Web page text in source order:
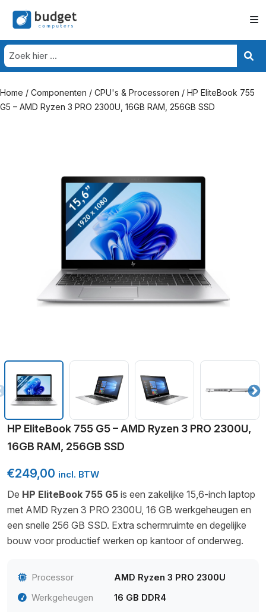
Home / Componenten / CPU's & Processoren / HP EliteBook 755
G5 – AMD Ryzen 3 PRO 2300U, 16GB RAM, 256GB SSD
HP EliteBook 755 G5 – AMD Ryzen 3 PRO 2300U,
16GB RAM, 256GB SSD
€249,00 incl. BTW
De HP EliteBook 755 G5 is een zakelijke 15,6-inch laptop
met AMD Ryzen 3 PRO 2300U, 16 GB werkgeheugen en
een snelle 256 GB SSD. Extra schermruimte en degelijke
bouw voor productief werken op kantoor of onderweg.
Processor
AMD Ryzen 3 PRO 2300U
Werkgeheugen
16 GB DDR4